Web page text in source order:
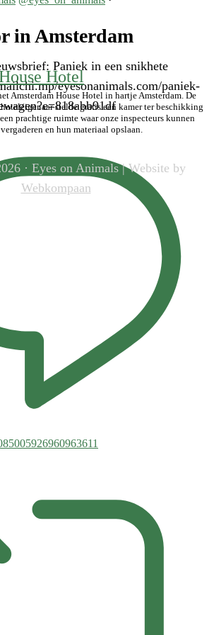
Paniek in een snikhete
eyesonanimals.com/paniek-
in Amsterdam
Amsterdam House Hotel in hartje Amsterdam. De
stelde gratis een kamer ter beschikking
prachtige ruimte waar onze inspecteurs kunnen
en hun materiaal opslaan.
· Eyes on Animals | Website by
Webkompaan